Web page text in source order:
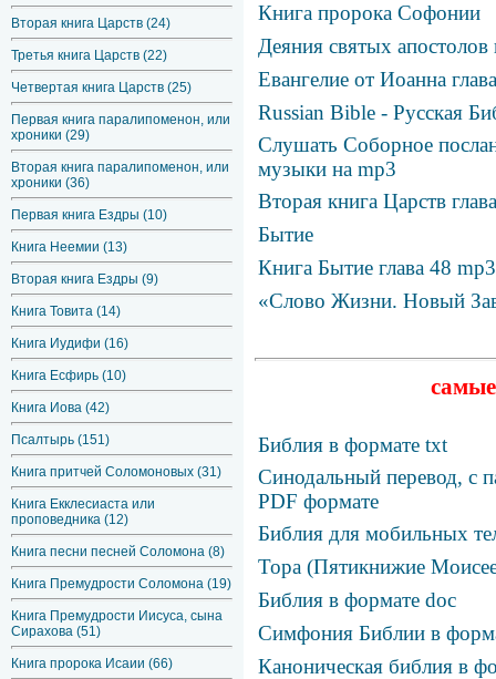
Вторая книга Царств (24)
Третья книга Царств (22)
Четвертая книга Царств (25)
Первая книга паралипоменон, или
хроники (29)
Вторая книга паралипоменон, или
хроники (36)
Первая книга Ездры (10)
Книга Неемии (13)
Вторая книга Ездры (9)
Книга Товита (14)
Книга Иудифи (16)
Книга Есфирь (10)
Книга Иова (42)
Псалтырь (151)
Книга притчей Соломоновых (31)
Книга Екклесиаста или
проповедника (12)
Книга песни песней Соломона (8)
Книга Премудрости Соломона (19)
Книга Премудрости Иисуса, сына
Сирахова (51)
Книга пророка Исаии (66)
Книга пророка Софонии
Деяния святых апостолов
Евангелие от Иоанна
Russian Bible - Русская
Слушать Соборное
музыки на mp3
Вторая книга Царств
Бытие
Книга Бытие глава 48 mp3
«Слово Жизни. Новый
Библия в формате txt
Синодальный перевод, с
PDF формате
Библия для мобильных
Тора (Пятикнижие
Библия в формате doc
Симфония Библии в
Каноническая библия в